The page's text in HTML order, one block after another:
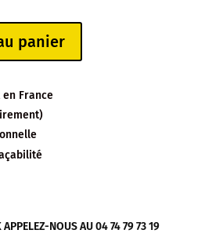
panier
France
APPELEZ-NOUS AU 04 74 79 73 19